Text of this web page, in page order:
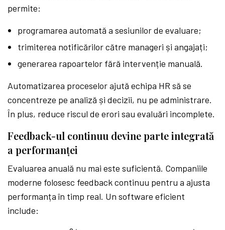
permite:
programarea automată a sesiunilor de evaluare;
trimiterea notificărilor către manageri și angajați;
generarea rapoartelor fără intervenție manuală.
Automatizarea proceselor ajută echipa HR să se
concentreze pe analiză și decizii, nu pe administrare.
În plus, reduce riscul de erori sau evaluări incomplete.
Feedback-ul continuu devine parte integrată
a performanței
Evaluarea anuală nu mai este suficientă. Companiile
moderne folosesc feedback continuu pentru a ajusta
performanța în timp real. Un software eficient
include: